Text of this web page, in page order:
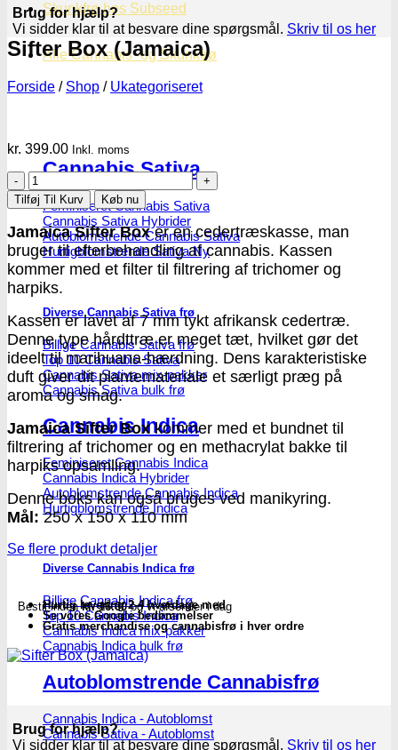
Skunkfrø hos Subseed
Alle Cannabis -og Skunkfrø
Cannabis Sativa
Feminiseret Cannabis Sativa
Cannabis Sativa Hybrider
Autoblomstrende Cannabis Sativa
Hurtigblomstrende Sativa
Diverse Cannabis Sativa frø
Billige Cannabis Sativa frø
Top 10 Cannabis Sativa
Cannabis Sativa mix-pakker
Cannabis Sativa bulk frø
Cannabis Indica
Feminiseret Cannabis Indica
Cannabis Indica Hybrider
Autoblomstrende Cannabis Indica
Hurtigblomstrende Indica
Diverse Cannabis Indica frø
Billige Cannabis Indica frø
Top 10 Cannabis Indica
Cannabis Indica mix-pakker
Cannabis Indica bulk frø
Autoblomstrende Cannabisfrø
Cannabis Indica - Autoblomst
Cannabis Sativa - Autoblomst
Brug for hjælp?
Vi sidder klar til at besvare dine spørgsmål. Skriv til os her
Sifter Box (Jamaica)
Forside / Shop / Ukategoriseret
kr. 399.00 Inkl. moms
Sifter
Box
(Jamaica)
antal
Tilføj Til Kurv Køb nu
Jamaica Sifter Boxer en cedertræskasse, man
bruger til efterbehandling af cannabis. Kassen
kommer med et filter til filtrering af trichomer og
harpiks.
Kassen er lavet af 7 mm tykt afrikansk cedertræ.
Denne type hårdttræ er meget tæt, hvilket gør det
ideelt til marihuana-hærdning. Dens karakteristiske
duft giver dit plantemateriale et særligt præg på
aroma og smag.
JamaicaSifter Boxkommer med et bundnet til
filtrering af trichomer og en methacrylat bakke til
harpiks opsamling.
Denne boks kan også bruges ved manikyring.
Mål: 250 x 150 x 110 mm
Se flere produkt detaljer
Bestil indenkl. 16.00og vi afsender i dag
Hurtig levering 2-4 hverdage med
Se vores Google bedømmelser
Gratis merchandise og cannabisfrø i hver ordre
Brug for hjælp?
Vi sidder klar til at besvare dine spørgsmål. Skriv til os her